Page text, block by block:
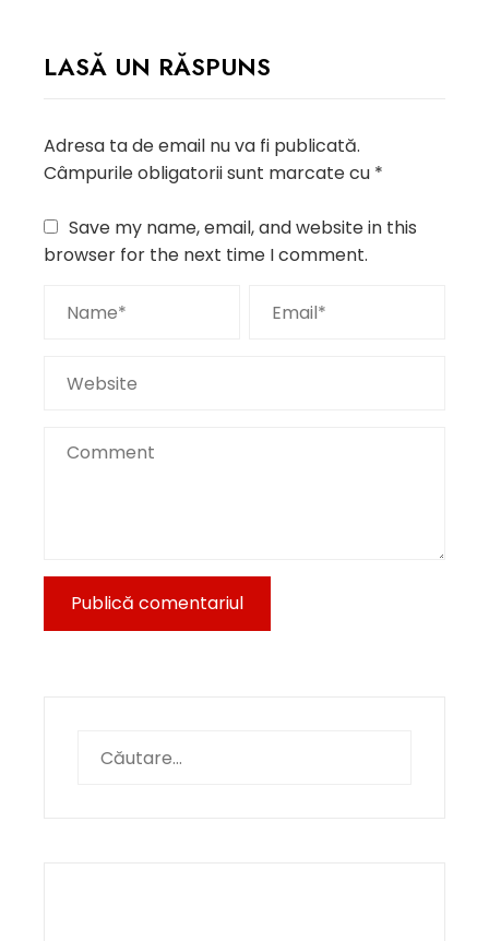
LASĂ UN RĂSPUNS
Adresa ta de email nu va fi publicată.
Câmpurile obligatorii sunt marcate cu *
Save my name, email, and website in this
browser for the next time I comment.
după: